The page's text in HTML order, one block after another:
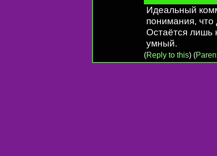
Идеальный
понимания,
Остаётся лишь
умный.
(Reply to this) (